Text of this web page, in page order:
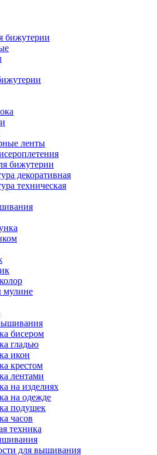
бижутерии
ленты
бижутерии
декоративная
техническая
мулине
бисером
гладью
икон
крестом
лентами
на изделиях
на одежде
подушек
часов
техника
для вышивания